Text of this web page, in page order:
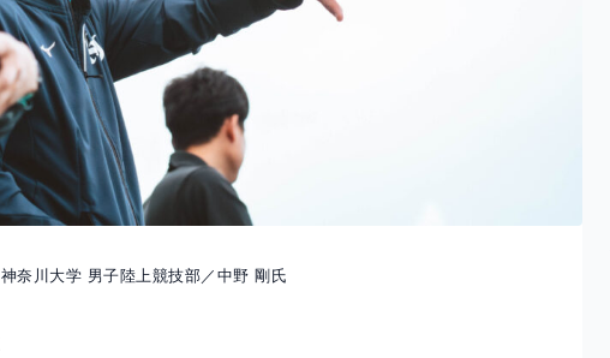
神奈川大学 男子陸上競技部／中野 剛氏